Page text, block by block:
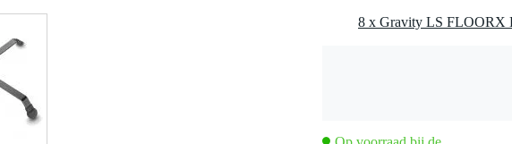
8 x Gravity LS FLOORX